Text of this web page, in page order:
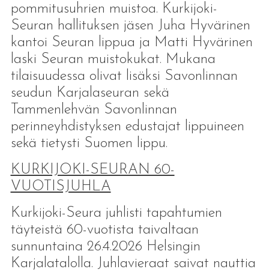
pommitusuhrien muistoa. Kurkijoki-
Seuran hallituksen jäsen Juha Hyvärinen
kantoi Seuran lippua ja Matti Hyvärinen
laski Seuran muistokukat. Mukana
tilaisuudessa olivat lisäksi Savonlinnan
seudun Karjalaseuran sekä
Tammenlehvän Savonlinnan
perinneyhdistyksen edustajat lippuineen
sekä tietysti Suomen lippu.
KURKIJOKI-SEURAN 60-
VUOTISJUHLA
Kurkijoki-Seura juhlisti tapahtumien
täyteistä 60-vuotista taivaltaan
sunnuntaina 26.4.2026 Helsingin
Karjalatalolla. Juhlavieraat saivat nauttia